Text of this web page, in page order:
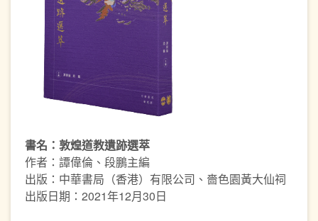
書名：敦煌道教遺跡選萃
作者：譚偉倫、段鵬主編
出版：中華書局（香港）有限公司、嗇色園黃大仙祠
出版日期：2021年12月30日